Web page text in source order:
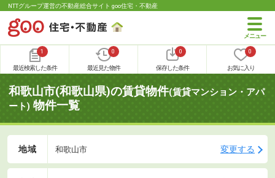
NTTグループ運営の不動産総合サイト goo住宅・不動産
1
最近検索した条件
0
最近見た物件
0
保存した条件
0
お気に入り
和歌山市(和歌山県)の賃貸物件(賃貸マンション・アパ
ート) 物件一覧
地域 和歌山市 変更する